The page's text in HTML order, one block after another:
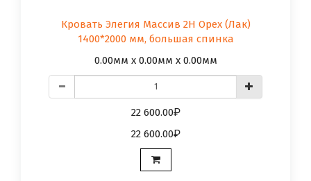
Кровать Элегия Массив 2Н Орех (Лак)
1400*2000 мм, большая спинка
0.00мм x 0.00мм x 0.00мм
22 600.00
22 600.00